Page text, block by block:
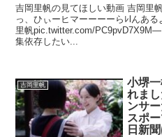
吉岡里帆の見てほしい動画 吉岡里
っ、ひぃーヒマーーーーらﾚlんあ
里帆pic.twitter.com/
集依存したい...
吉岡里帆
小堺
れま
ンサ
スポ
日新